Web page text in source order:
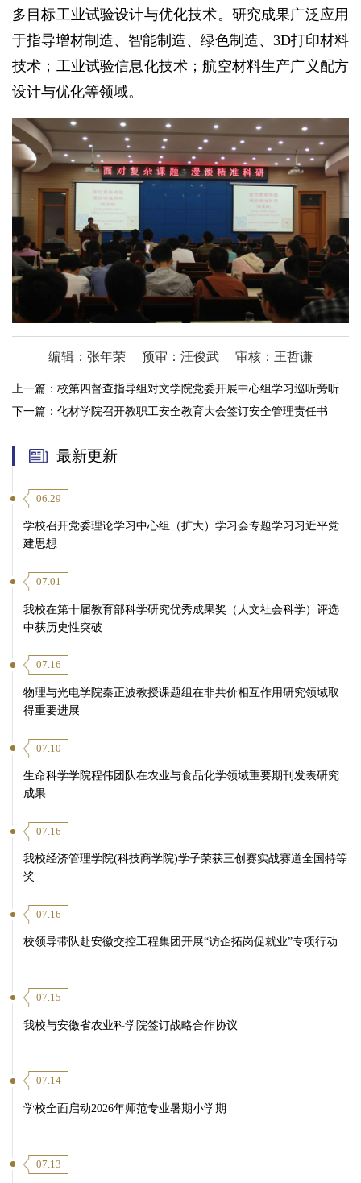
多目标工业试验设计与优化技术。研究成果广泛应用
于指导增材制造、智能制造、绿色制造、3D打印材料
技术；工业试验信息化技术；航空材料生产广义配方
设计与优化等领域。
编辑：张年荣 预审：汪俊武 审核：王哲谦
上一篇： 校第四督查指导组对文学院党委开展中心组学习巡听旁听
下一篇： 化材学院召开教职工安全教育大会签订安全管理责任书
最新更新
06.29
学校召开党委理论学习中心组（扩大）学习会专题学习习近平党
建思想
07.01
我校在第十届教育部科学研究优秀成果奖（人文社会科学）评选
中获历史性突破
07.16
物理与光电学院秦正波教授课题组在非共价相互作用研究领域取
得重要进展
07.10
生命科学学院程伟团队在农业与食品化学领域重要期刊发表研究
成果
07.16
我校经济管理学院(科技商学院)学子荣获三创赛实战赛道全国特等
奖
07.16
校领导带队赴安徽交控工程集团开展“访企拓岗促就业”专项行动
07.15
我校与安徽省农业科学院签订战略合作协议
07.14
学校全面启动2026年师范专业暑期小学期
07.13